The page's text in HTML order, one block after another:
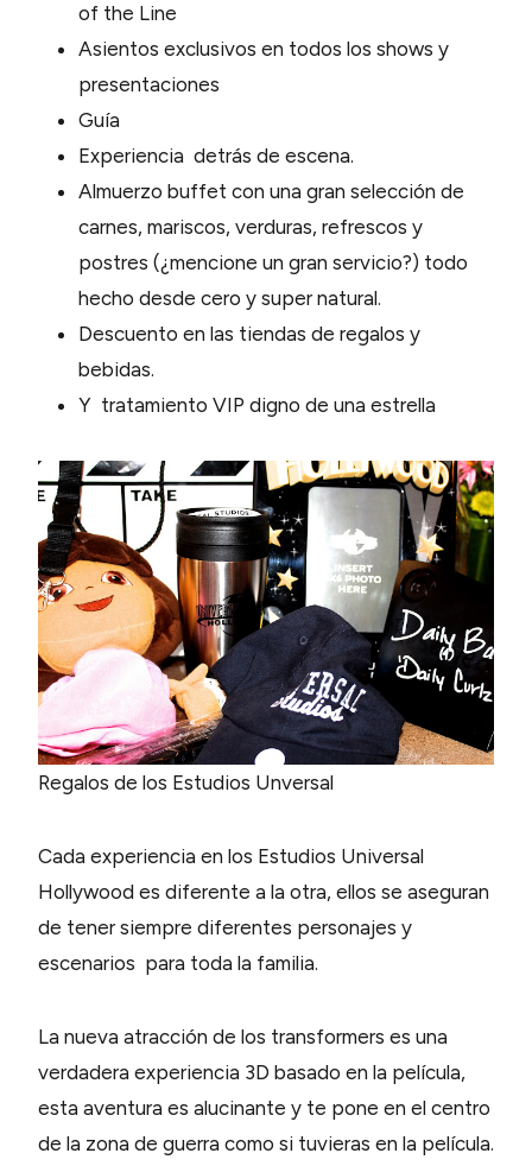
of the Line
Asientos exclusivos en todos los shows y
presentaciones
Guía
Experiencia detrás de escena.
Almuerzo buffet con una gran selección de
carnes, mariscos, verduras, refrescos y
postres (¿mencione un gran servicio?) todo
hecho desde cero y super natural.
Descuento en las tiendas de regalos y
bebidas.
Y tratamiento VIP digno de una estrella
Regalos de los Estudios Unversal
Cada experiencia en los Estudios Universal
Hollywood es diferente a la otra, ellos se aseguran
de tener siempre diferentes personajes y
escenarios para toda la familia.
La nueva atracción de los transformers es una
verdadera experiencia 3D basado en la película,
esta aventura es alucinante y te pone en el centro
de la zona de guerra como si tuvieras en la película.